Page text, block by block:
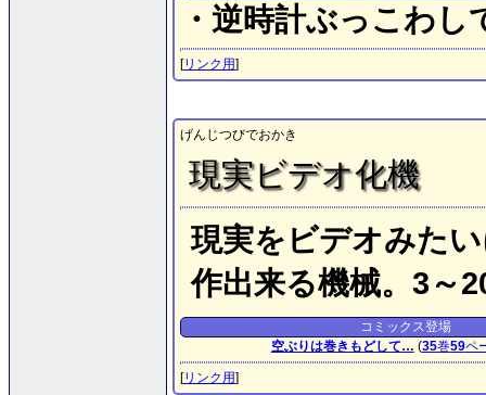
・逆時計ぶっこわ
[リンク用]
げんじつびでおかき
現実ビデオ化機
現実をビデオみた
作出来る機械。3～
コミックス登場
空ぶりは巻きもどして… (35巻59ペ
[リンク用]